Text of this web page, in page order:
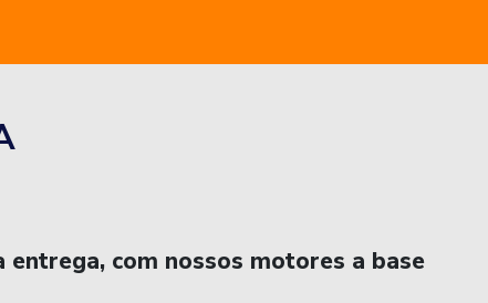
entrega, com nossos motores a base